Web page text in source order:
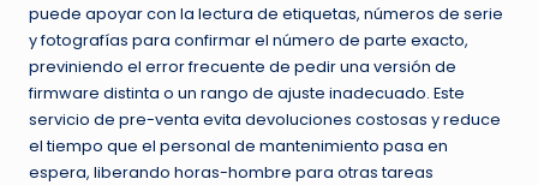
puede apoyar con la lectura de etiquetas, números de serie
y fotografías para confirmar el número de parte exacto,
previniendo el error frecuente de pedir una versión de
firmware distinta o un rango de ajuste inadecuado. Este
servicio de pre-venta evita devoluciones costosas y reduce
el tiempo que el personal de mantenimiento pasa en
espera, liberando horas-hombre para otras tareas